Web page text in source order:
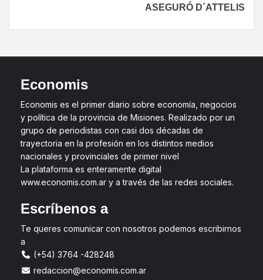
ASEGURÓ D´ATTELIS
Economis
Economis es el primer diario sobre economía, negocios
y política de la provincia de Misiones. Realizado por un
grupo de periodistas con casi dos décadas de
trayectoria en la profesión en los distintos medios
nacionales y provinciales de primer nivel
La plataforma es enteramente digital
www.economis.com.ar y a través de las redes sociales.
Escríbenos a
Te queres comunicar con nosotros podemos escribirnos
a
(+54) 3764 -428248
redaccion@economis.com.ar